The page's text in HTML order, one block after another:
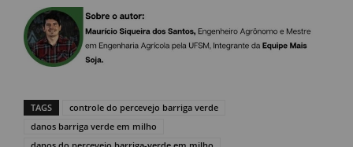
TAGS
controle do percevejo barriga verde
danos barriga verde em milho